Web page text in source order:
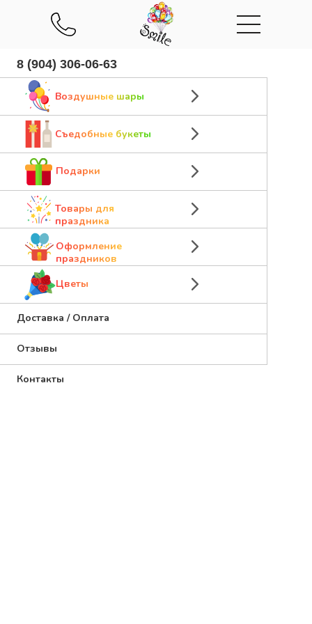
Съедобные букеты
Воздушные шары
Товары для
праздника
Подарки
Оформление
праздников
Цветы
Доставка / Оплата
Отзывы
Контакты
8 (904) 306-06-63